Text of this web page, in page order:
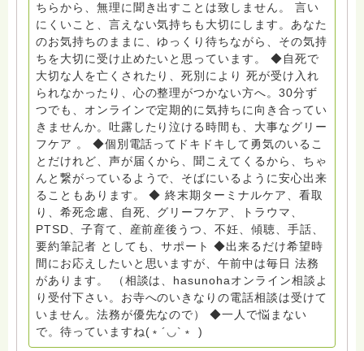
ともしび』理事長 【ともしび遺族会】運営 毎月 第１
金・昼夜2回開催（大阪駅前第3ビル） 14：00〜，18：
00〜 お問い合わせ申込⬇️こちらから
griefcare.tomoshibi@icloud.com ＊この活動は皆さま
のご支援により支えられております。ご協力をよろしく
お願いします。 ゆうちょ銀行 口座番号 普通408-
6452769 一般社団法人グリーフケアともしび ◆『ビハ
ーラサロン おしゃべりカフェひだまり』 ビハーラ和歌
山代表 居場所運営 問い合わせ申込⬇️こちらから
griefcare.tomoshibi@icloud.com ◆GEはしもとサピュ
イエ 所属 （Gender Equity 誰もが自分らしく生きるこ
とができる社会をめざして）DV・女性支援 ◆認定NPO
京都自死自殺相談センターSotto 元グリーフサポート委
員長（2018〜2024） ◆保育士.幼稚園教諭.小学校教諭.
レクリエーションインストラクター.中学校DV授業 10年
間 保育 教育の現場で 総主任として勤めた経験も生かし
つつ、お話できることがあれば 幸いです。 いつも あな
たとともに。南無阿弥陀仏 ここでは、宗旨を問いませ
ん。 まずは、ひとりで抱え込まないで。 来寺お問い合
わせは⬇️こちらから miehimeyo@gmail.com ※時間を割
ちらから、無理に聞き出すことは致しません。 言い
にくいこと、言えない気持ちも大切にします。あなた
のお気持ちのままに、ゆっくり待ちながら、その気持
ちを大切に受け止めたいと思っています。 ◆自死で
大切な人を亡くされたり、死別により 死が受け入れ
られなかったり、心の整理がつかない方へ。30分ず
つでも、オンラインで定期的に気持ちに向き合ってい
きませんか。吐露したり泣ける時間も、大事なグリー
フケア 。 ◆個別電話ってドキドキして勇気のいるこ
とだけれど、声が届くから、聞こえてくるから、ちゃ
んと繋がっているようで、そばにいるように安心出来
ることもあります。 ◆ 終末期ターミナルケア、看取
り、希死念慮、自死、グリーフケア、トラウマ、
PTSD、子育て、産前産後うつ、不妊、傾聴、手話、
要約筆記者 としても、サポート ◆出来るだけ希望時
間にお応えしたいと思いますが、午前中は毎日 法務
があります。 （相談は、hasunohaオンライン相談よ
り受付下さい。お寺へのいきなりの電話相談は受けて
いません。法務が優先なので） ◆一人で悩まない
で。待っていますね(﹡´◡`﹡ )